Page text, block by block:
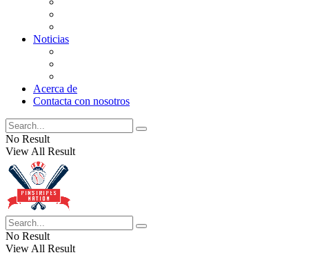
Noticias
Acerca de
Contacta con nosotros
No Result
View All Result
No Result
View All Result